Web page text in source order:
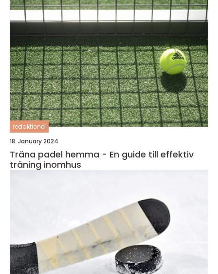
redaktionel
18. January 2024
Träna padel hemma - En guide till effektiv
träning inomhus